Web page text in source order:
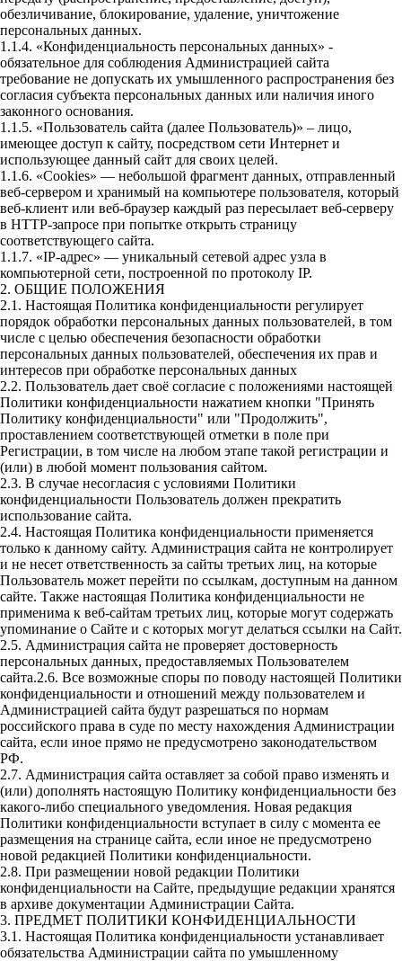
обезличивание, блокирование, удаление, уничтожение
персональных данных.
1.1.4. «Конфиденциальность персональных данных» -
обязательное для соблюдения Администрацией сайта
требование не допускать их умышленного распространения без
согласия субъекта персональных данных или наличия иного
законного основания.
1.1.5. «Пользователь сайта (далее Пользователь)» – лицо,
имеющее доступ к сайту, посредством сети Интернет и
использующее данный сайт для своих целей.
1.1.6. «Cookies» — небольшой фрагмент данных, отправленный
веб-сервером и хранимый на компьютере пользователя, который
веб-клиент или веб-браузер каждый раз пересылает веб-серверу
в HTTP-запросе при попытке открыть страницу
соответствующего сайта.
1.1.7. «IP-адрес» — уникальный сетевой адрес узла в
компьютерной сети, построенной по протоколу IP.
2. ОБЩИЕ ПОЛОЖЕНИЯ
2.1. Настоящая Политика конфиденциальности регулирует
порядок обработки персональных данных пользователей, в том
числе с целью обеспечения безопасности обработки
персональных данных пользователей, обеспечения их прав и
интересов при обработке персональных данных
2.2. Пользователь дает своё согласие с положениями настоящей
Политики конфиденциальности нажатием кнопки "Принять
Политику конфиденциальности" или "Продолжить",
проставлением соответствующей отметки в поле при
Регистрации, в том числе на любом этапе такой регистрации и
(или) в любой момент пользования сайтом.
2.3. В случае несогласия с условиями Политики
конфиденциальности Пользователь должен прекратить
использование сайта.
2.4. Настоящая Политика конфиденциальности применяется
только к данному сайту. Администрация сайта не контролирует
и не несет ответственность за сайты третьих лиц, на которые
Пользователь может перейти по ссылкам, доступным на данном
сайте. Также настоящая Политика конфиденциальности не
применима к веб-сайтам третьих лиц, которые могут содержать
упоминание о Сайте и с которых могут делаться ссылки на Сайт.
2.5. Администрация сайта не проверяет достоверность
персональных данных, предоставляемых Пользователем
сайта.2.6. Все возможные споры по поводу настоящей Политики
конфиденциальности и отношений между пользователем и
Администрацией сайта будут разрешаться по нормам
российского права в суде по месту нахождения Администрации
сайта, если иное прямо не предусмотрено законодательством
РФ.
2.7. Администрация сайта оставляет за собой право изменять и
(или) дополнять настоящую Политику конфиденциальности без
какого-либо специального уведомления. Новая редакция
Политики конфиденциальности вступает в силу с момента ее
размещения на странице сайта, если иное не предусмотрено
новой редакцией Политики конфиденциальности.
2.8. При размещении новой редакции Политики
конфиденциальности на Сайте, предыдущие редакции хранятся
в архиве документации Администрации Сайта.
3. ПРЕДМЕТ ПОЛИТИКИ КОНФИДЕНЦИАЛЬНОСТИ
3.1. Настоящая Политика конфиденциальности устанавливает
обязательства Администрации сайта по умышленному